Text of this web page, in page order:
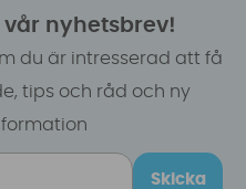
nyhetsbrev!
du är intresserad att få
tips och råd och ny
Skicka